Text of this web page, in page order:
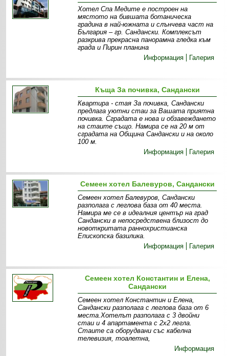
Хотел Спа Медите e построен на
мястото на бившата ботаническа
градина в най-южната и слънчева част на
България – гр. Сандански. Комплексът
разкрива прекрасна панорамна гледка към
града и Пирин планина
Информация
Галерия
Къща За почивка, Сандански
Квартира - стая За почивка, Сандански
предлага уютни стаи за Вашата приятна
почивка. Сградата е нова и обзавеждането
на стаите също. Намира се на 20 м от
сградата на Община Сандански и на около
100 м.
Информация
Галерия
Семеен хотел Балевуров, Сандански
Семеен хотел Балевуров, Сандански
разполага с леглова база от 40 места.
Намира ме се в идеалния център на град
Сандански в непосредствена близост до
новоткритата раннохристианска
Епископска базилика.
Информация
Галерия
Семеен хотел Константин и Елена,
Сандански
Семеен хотел Константин и Елена,
Сандански разполага с леглова база от 6
места.Хотелът разполага с 3 двойни
стаи и 4 апартамента с 2х2 легла.
Стаите са оборудвани със кабелна
телевизия, тоалетна,
Информация